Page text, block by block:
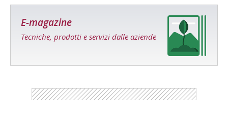
E-magazine
Tecniche, prodotti e servizi dalle aziende